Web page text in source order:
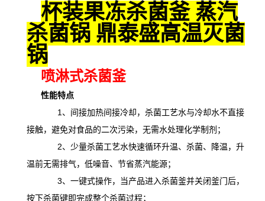
杯装果冻杀菌釜 蒸汽
杀菌锅 鼎泰盛高温灭菌
锅
喷淋式杀菌釜
性能特点
1、间接加热间接冷却，杀菌工艺水与冷却水不直接
接触，避免对食品的二次污染，无需水处理化学制剂；
2、少量杀菌工艺水快速循环升温、杀菌、降温，升
温前无需排气，低噪音、节省蒸汽能源；
3、一键式操作，当产品进入杀菌釜并关闭釜门后，
按下杀菌键即完成整个杀菌过程；